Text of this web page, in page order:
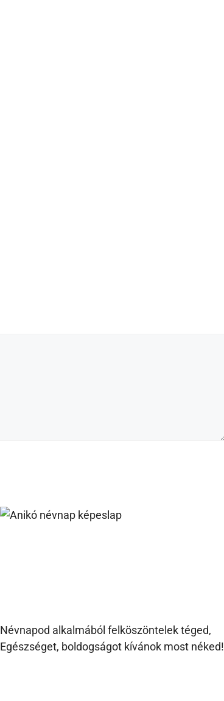
Névnapod alkalmából felköszöntelek téged,
Egészséget, boldogságot kívánok most néked!